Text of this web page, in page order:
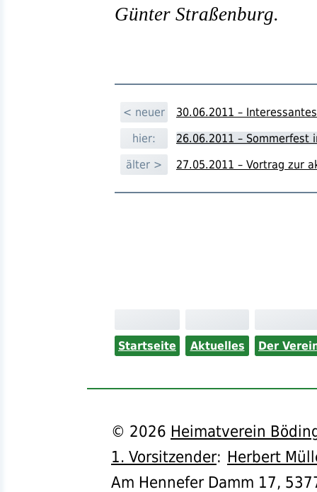
Günter Straßenburg.
< neuer
30.06.2011 –
hier:
26.06.2011 – Sommerfest
älter >
27.05.2011 – Vortrag zur
Startseite Aktuelles Der
© 2026 Heimatverein
1. Vorsitzender: Herbert
Am Hennefer Damm 17,